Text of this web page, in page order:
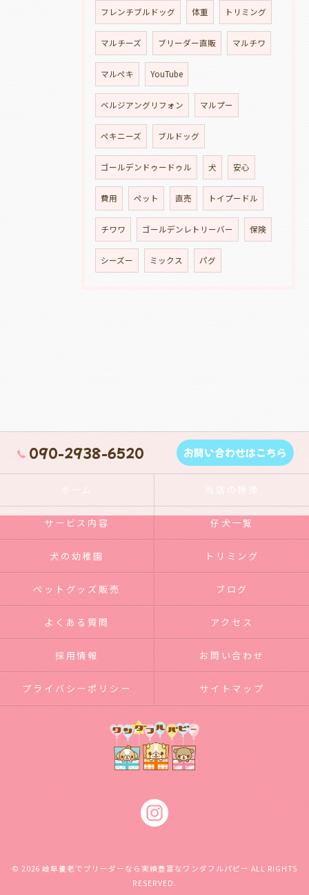
フレンチブルドッグ 体重 トリミング
マルチーズ ブリーダー直販 マルチワ
マルペキ YouTube
ベルジアングリフォン マルプー
ペキニーズ ブルドッグ
ゴールデンドゥードゥル 犬 安心
費用 ペット 直売 トイプードル
チワワ ゴールデンレトリーバー 保険
シーズー ミックス パグ
090-2938-6520 お問い合わせはこちら
ホーム 当店の特徴
サービス内容 仔犬一覧
犬の幼稚園 トリミング
ペットグッズ販売 ブログ
よくある質問 アクセス
採用情報 お問い合わせ
プライバシーポリシー サイトマップ
© 2026 岐阜養老でブリーダーなら実績豊富なワンダフルパピー ALL RIGHTS
RESERVED.